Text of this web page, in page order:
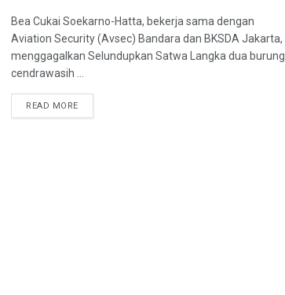
Bea Cukai Soekarno-Hatta, bekerja sama dengan
Aviation Security (Avsec) Bandara dan BKSDA Jakarta,
menggagalkan Selundupkan Satwa Langka dua burung
cendrawasih ...
READ MORE